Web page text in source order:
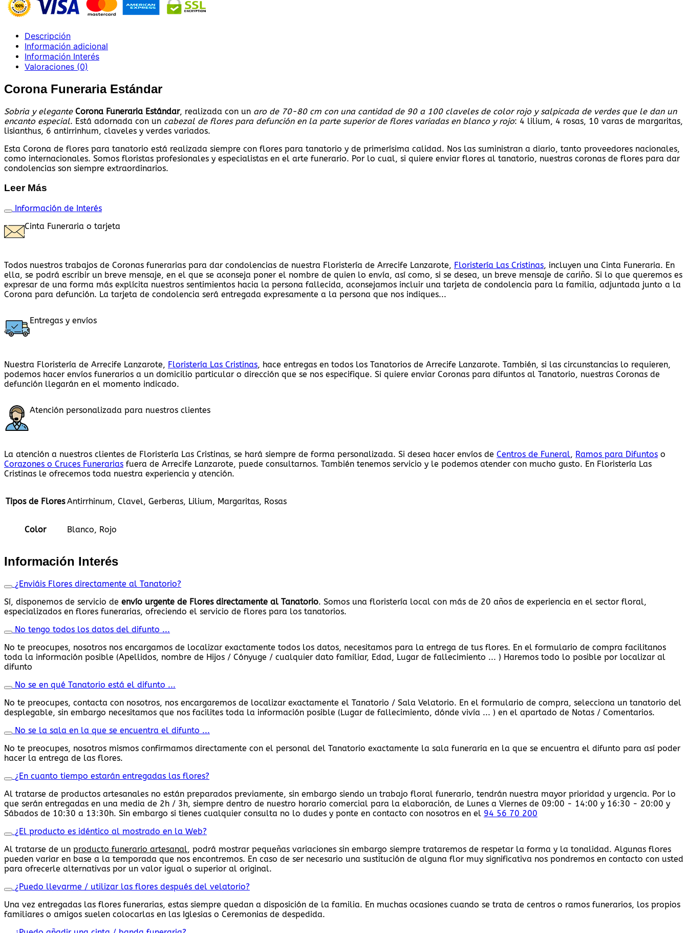
cantidad
Descripción
Información adicional
Información Interés
Valoraciones (0)
Corona Funeraria Estándar
Sobria y elegante Corona Funeraria Estándar, realizada con un aro de 70-80 cm con una cantidad de 90 a 100 claveles de color rojo y salpicada de verdes que le dan un
encanto especial. Está adornada con un cabezal de flores para defunción en la parte superior de flores variadas en blanco y rojo: 4 lilium, 4 rosas, 10 varas de margaritas,
lisianthus, 6 antirrinhum, claveles y verdes variados.
Esta Corona de flores para tanatorio está realizada siempre con flores para tanatorio y de primerísima calidad. Nos las suministran a diario, tanto proveedores nacionales,
como internacionales. Somos floristas profesionales y especialistas en el arte funerario. Por lo cual, si quiere enviar flores al tanatorio, nuestras coronas de flores para dar
condolencias son siempre extraordinarios.
Leer Más
Información de Interés
Cinta Funeraria o tarjeta
Todos nuestros trabajos de Coronas funerarias para dar condolencias de nuestra Floristería de Arrecife Lanzarote, Floristería Las Cristinas, incluyen una Cinta Funeraria. En
ella, se podrá escribir un breve mensaje, en el que se aconseja poner el nombre de quien lo envía, así como, si se desea, un breve mensaje de cariño. Si lo que queremos es
expresar de una forma más explícita nuestros sentimientos hacia la persona fallecida, aconsejamos incluir una tarjeta de condolencia para la familia, adjuntada junto a la
Corona para defunción. La tarjeta de condolencia será entregada expresamente a la persona que nos indiques...
Entregas y envíos
Nuestra Floristería de Arrecife Lanzarote, Floristería Las Cristinas, hace entregas en todos los Tanatorios de Arrecife Lanzarote. También, si las circunstancias lo requieren,
podemos hacer envíos funerarios a un domicilio particular o dirección que se nos especifique. Si quiere enviar Coronas para difuntos al Tanatorio, nuestras Coronas de
defunción llegarán en el momento indicado.
Atención personalizada para nuestros clientes
La atención a nuestros clientes de Floristería Las Cristinas, se hará siempre de forma personalizada. Si desea hacer envíos de Centros de Funeral, Ramos para Difuntos o
Corazones o Cruces Funerarias fuera de Arrecife Lanzarote, puede consultarnos. También tenemos servicio y le podemos atender con mucho gusto. En Floristería Las
Cristinas le ofrecemos toda nuestra experiencia y atención.
Tipos de Flores Antirrhinum, Clavel, Gerberas, Lilium, Margaritas, Rosas
Color Blanco, Rojo
Información Interés
¿Enviáis Flores directamente al Tanatorio?
Sí, disponemos de servicio de envío urgente de Flores directamente al Tanatorio. Somos una floristería local con más de 20 años de experiencia en el sector floral,
especializados en flores funerarias, ofreciendo el servicio de flores para los tanatorios.
No tengo todos los datos del difunto ...
No te preocupes, nosotros nos encargamos de localizar exactamente todos los datos, necesitamos para la entrega de tus flores. En el formulario de compra facilitanos
toda la información posible (Apellidos, nombre de Hijos / Cónyuge / cualquier dato familiar, Edad, Lugar de fallecimiento ... ) Haremos todo lo posible por localizar al
difunto
No se en qué Tanatorio está el difunto ...
No te preocupes, contacta con nosotros, nos encargaremos de localizar exactamente el Tanatorio / Sala Velatorio. En el formulario de compra, selecciona un tanatorio del
desplegable, sin embargo necesitamos que nos facilites toda la información posible (Lugar de fallecimiento, dónde vivía ... ) en el apartado de Notas / Comentarios.
No se la sala en la que se encuentra el difunto ...
No te preocupes, nosotros mismos confirmamos directamente con el personal del Tanatorio exactamente la sala funeraria en la que se encuentra el difunto para así poder
hacer la entrega de las flores.
¿En cuanto tiempo estarán entregadas las flores?
Al tratarse de productos artesanales no están preparados previamente, sin embargo siendo un trabajo floral funerario, tendrán nuestra mayor prioridad y urgencia. Por lo
que serán entregadas en una media de 2h / 3h, siempre dentro de nuestro horario comercial para la elaboración, de Lunes a Viernes de 09:00 - 14:00 y 16:30 - 20:00 y
Sábados de 10:30 a 13:30h. Sin embargo si tienes cualquier consulta no lo dudes y ponte en contacto con nosotros en el 94 56 70 200
¿El producto es idéntico al mostrado en la Web?
Al tratarse de un producto funerario artesanal, podrá mostrar pequeñas variaciones sin embargo siempre trataremos de respetar la forma y la tonalidad. Algunas flores
pueden variar en base a la temporada que nos encontremos. En caso de ser necesario una sustitución de alguna flor muy significativa nos pondremos en contacto con usted
para ofrecerle alternativas por un valor igual o superior al original.
¿Puedo llevarme / utilizar las flores después del velatorio?
Una vez entregadas las flores funerarias, estas siempre quedan a disposición de la familia. En muchas ocasiones cuando se trata de centros o ramos funerarios, los propios
familiares o amigos suelen colocarlas en las Iglesias o Ceremonias de despedida.